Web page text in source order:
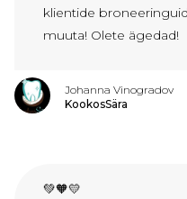
klientide
muuta! Olete ägedad!
Johanna Vinogradov
KookosSära
💚🧡💛